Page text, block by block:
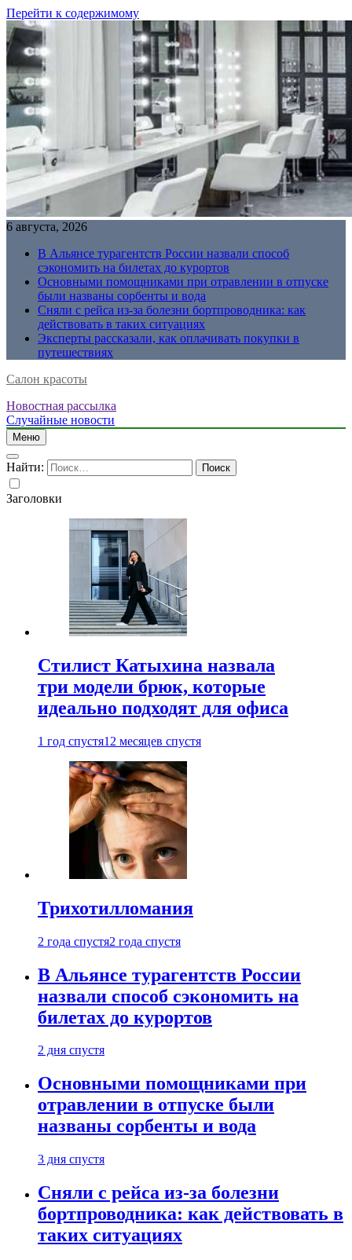
Перейти к содержимому
6 августа, 2026
В Альянсе турагентств России назвали способ
сэкономить на билетах до курортов
Основными помощниками при отравлении в отпуске
были названы сорбенты и вода
Сняли с рейса из-за болезни бортпроводника: как
действовать в таких ситуациях
Эксперты рассказали, как оплачивать покупки в
путешествиях
Салон красоты
Новостная рассылка
Случайные новости
Меню
Найти:
Заголовки
Стилист Катыхина назвала
три модели брюк, которые
идеально подходят для офиса
1 год спустя12 месяцев спустя
Трихотилломания
2 года спустя2 года спустя
В Альянсе турагентств России
назвали способ сэкономить на
билетах до курортов
2 дня спустя
Основными помощниками при
отравлении в отпуске были
названы сорбенты и вода
3 дня спустя
Сняли с рейса из-за болезни
бортпроводника: как действовать в
таких ситуациях